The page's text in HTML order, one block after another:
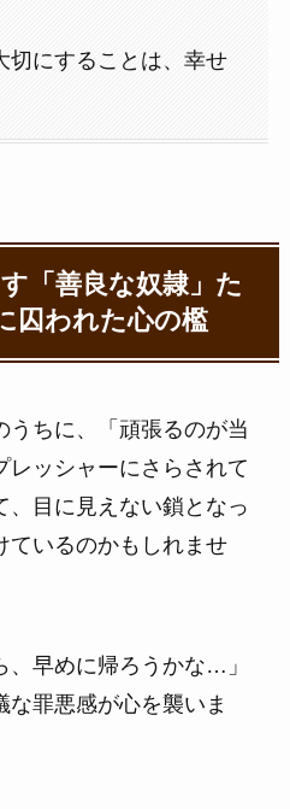
切にすることは、幸せ
「善良な奴隷」た
われた心の檻
うちに、「頑張るのが当
レッシャーにさらされて
、目に見えない鎖となっ
ているのかもしれませ
、早めに帰ろうかな…」
罪悪感が心を襲いま